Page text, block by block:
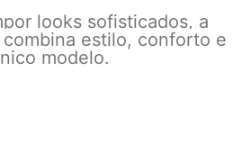
looks sofisticados, a
estilo, conforto e
modelo.